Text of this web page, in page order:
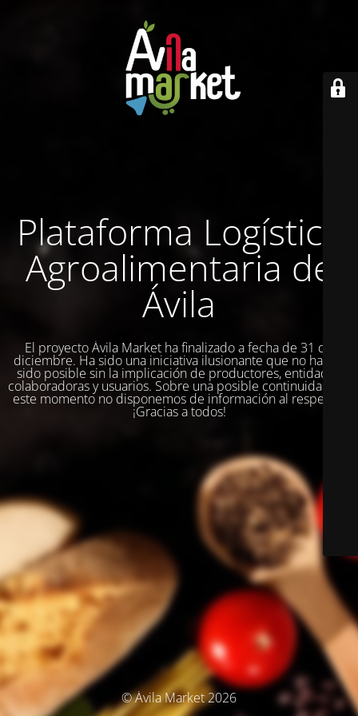
Plataforma Logística
Agroalimentaria de
Ávila
El proyecto Ávila Market ha finalizado a fecha de 31 de
diciembre. Ha sido una iniciativa ilusionante que no habría
sido posible sin la implicación de productores, entidades
colaboradoras y usuarios. Sobre una posible continuidad, en
este momento no disponemos de información al respecto.
¡Gracias a todos!
© Ávila Market 2026